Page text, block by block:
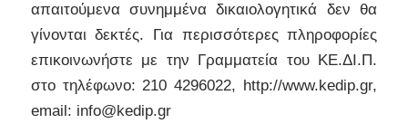
απαιτούμενα συνημμένα δικαιολογητικά δεν θα
γίνονται δεκτές. Για περισσότερες πληροφορίες
επικοινωνήστε με την Γραμματεία του ΚΕ.ΔΙ.Π.
στο τηλέφωνο: 210 4296022, http://www.kedip.gr,
email: info@kedip.gr